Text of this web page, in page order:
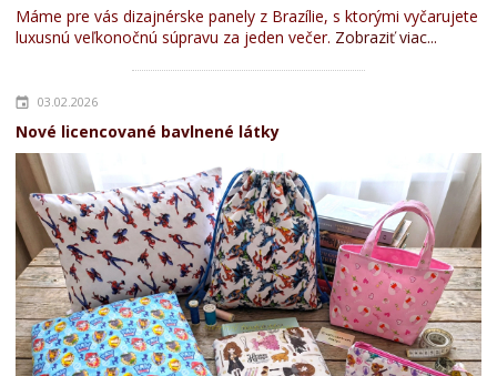
Máme pre vás dizajnérske panely z Brazílie, s ktorými vyčarujete
luxusnú veľkonočnú súpravu za jeden večer. Zobraziť viac...
03.02.2026
Nové licencované bavlnené látky